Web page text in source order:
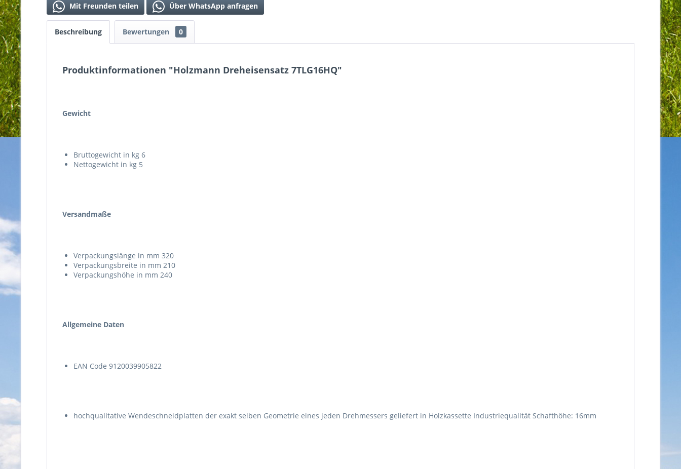
Mit Freunden teilen Über WhatsApp anfragen
Beschreibung Bewertungen 0
Produktinformationen "Holzmann Dreheisensatz 7TLG16HQ"
Gewicht
Bruttogewicht in kg 6
Nettogewicht in kg 5
Versandmaße
Verpackungslänge in mm 320
Verpackungsbreite in mm 210
Verpackungshöhe in mm 240
Allgemeine Daten
EAN Code 9120039905822
hochqualitative Wendeschneidplatten der exakt selben Geometrie eines jeden Drehmessers geliefert in Holzkassette Industriequalität Schafthöhe: 16mm